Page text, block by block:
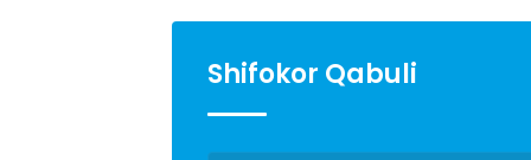
Shifokor Qabuli